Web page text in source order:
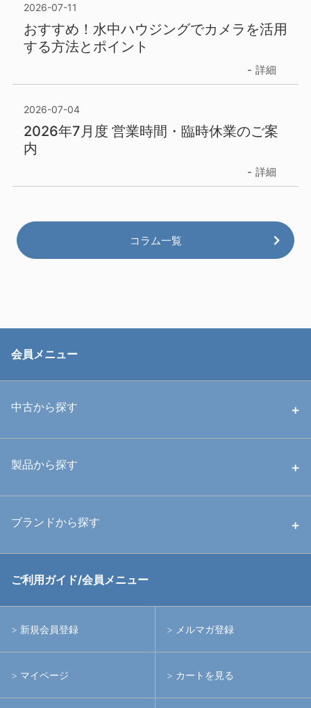
2026-07-11
おすすめ！水中ハウジングでカメラを活用
する方法とポイント
詳細
2026-07-04
2026年7月度 営業時間・臨時休業のご案
内
詳細
コラム一覧
会員メニュー
中古から探す
中古ハウジング
中古アームシステム
製品から探す
ハウジング
ブランドから探す
RGBlue
イノン
ご利用ガイド/会員メニュー
新規会員登録 メルマガ登録
マイページ カートを見る